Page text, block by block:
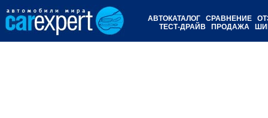
АВТОКАТАЛОГ СРАВНЕНИЕ
ТЕСТ-ДРАЙВ
ПРОДАЖА